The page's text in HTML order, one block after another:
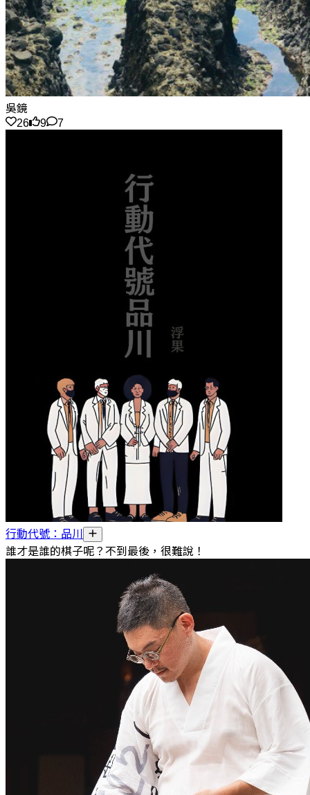
吳鏡
26
9 7
行動代號：品川
誰才是誰的棋子呢？不到最後，很難說！